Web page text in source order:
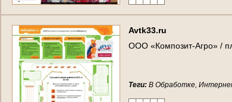
Avtk33.ru
ООО «Композит-Агро» / п
Теги: В Обработке,